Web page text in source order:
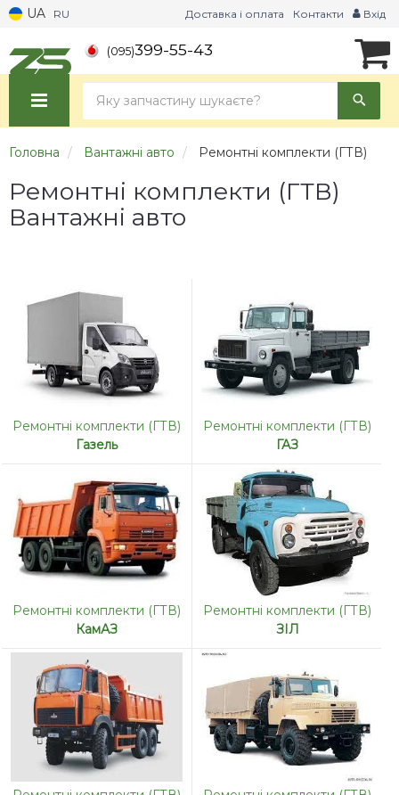
UA RU Доставка і оплата Контакти Вхід
(095)399-55-43
Головна Вантажні авто Ремонтні комплекти (ГТВ)
Ремонтні комплекти (ГТВ)
Вантажні авто
Ремонтні комплекти (ГТВ)
Газель
Ремонтні комплекти (ГТВ)
ГАЗ
Ремонтні комплекти (ГТВ)
КамАЗ
Ремонтні комплекти (ГТВ)
ЗІЛ